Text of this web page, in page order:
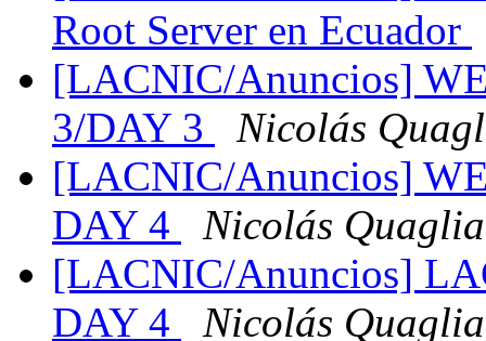
Root Server en Ecuador
[LACNIC/Anuncios]
3/DAY 3
Nicolás
[LACNIC/Anuncios]
DAY 4
Nicolás
[LACNIC/Anuncios]
DAY 4
Nicolás